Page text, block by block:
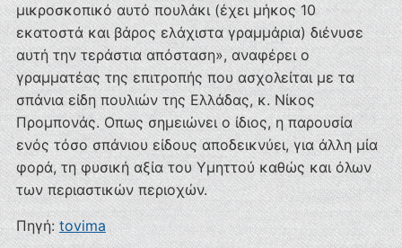
μικροσκοπικό αυτό πουλάκι (έχει μήκος 10
εκατοστά και βάρος ελάχιστα γραμμάρια) διένυσε
αυτή την τεράστια απόσταση», αναφέρει ο
γραμματέας της επιτροπής που ασχολείται με τα
σπάνια είδη πουλιών της Ελλάδας, κ. Νίκος
Προμπονάς. Oπως σημειώνει ο ίδιος, η παρουσία
ενός τόσο σπάνιου είδους αποδεικνύει, για άλλη μία
φορά, τη φυσική αξία του Υμηττού καθώς και όλων
των περιαστικών περιοχών.
Πηγή:tovima